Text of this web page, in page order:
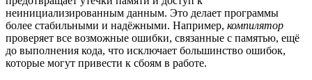
неинициализированным данным. Это делает программы
более стабильными и надёжными. Например, компилятор
проверяет все возможные ошибки, связанные с памятью, ещё
до выполнения кода, что исключает большинство ошибок,
которые могут привести к сбоям в работе.